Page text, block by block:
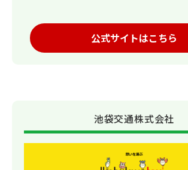
公式サイトはこちら
池袋交通株式会社